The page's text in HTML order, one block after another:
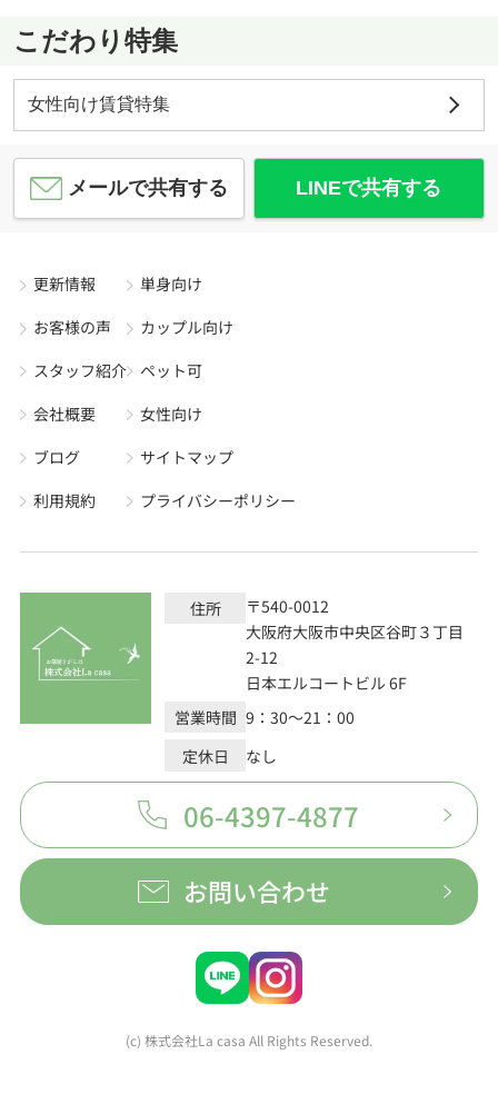
こだわり特集
女性向け賃貸特集
メールで共有する LINEで共有する
更新情報
お客様の声
スタッフ紹介
会社概要
ブログ
利用規約
単身向け
カップル向け
ペット可
女性向け
サイトマップ
プライバシーポリシー
住所
〒540-0012
大阪府大阪市中央区谷町３丁目
2-12
日本エルコートビル 6F
営業時間 9：30～21：00
定休日
なし
06-4397-4877
お問い合わせ
(c) 株式会社La casa All Rights Reserved.